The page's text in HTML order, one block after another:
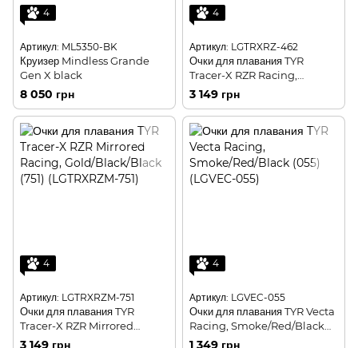
4
Артикул: ML5350-BK
Круизер Mindless Grande
Gen X black
8 050 грн
4
Артикул: LGTRXRZ-462
Очки для плавания TYR
Tracer-X RZR Racing,
Blue/White (462) (LGTRXRZ-
3 149 грн
4
Артикул: LGTRXRZM-751
Очки для плавания TYR
Tracer-X RZR Mirrored
Racing, Gold/Black/Black
3 149 грн
4
Артикул: LGVEC-055
Очки для плавания TYR Vecta
Racing, Smoke/Red/Black
(055) (LGVEC-055)
1 349 грн